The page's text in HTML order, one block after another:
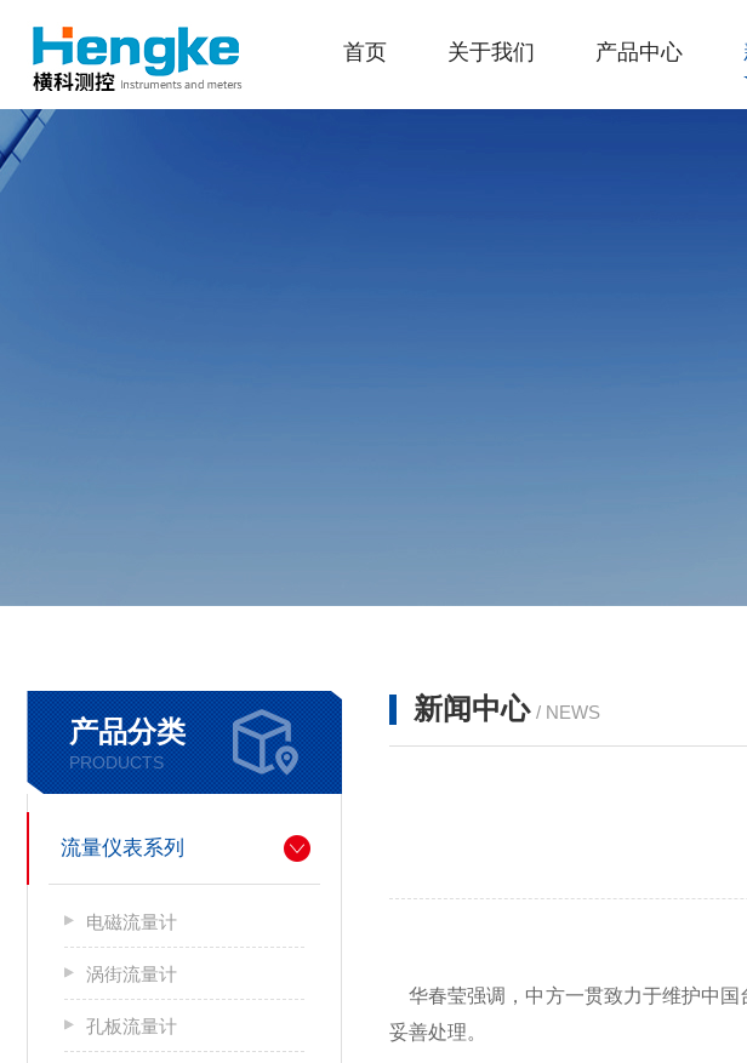
首页 关于我们 产品中心
产品分类
PRODUCTS
流量仪表系列
电磁流量计
涡街流量计
孔板流量计
新闻中心 / NEWS
华春莹强调，中方一贯致力于维护中国
妥善处理。